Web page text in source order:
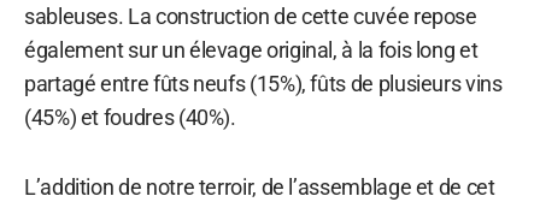
sableuses. La construction de cette cuvée repose
également sur un élevage original, à la fois long et
partagé entre fûts neufs (15%), fûts de plusieurs vins
(45%) et foudres (40%).
L’addition de notre terroir, de l’assemblage et de cet